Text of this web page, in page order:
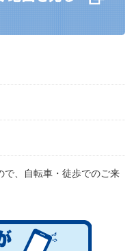
で、自転車・徒歩でのご来